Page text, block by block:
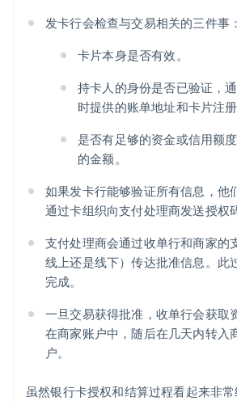
发卡行会检查与交易相关的三件事：
卡片本身是否有效。
持卡人的身份是否已验证，
时提供的账单地址和卡片注
是否有足够的资金或信用额
的金额。
如果发卡行能够验证所有信息，他
通过卡组织向支付处理商发送授权
支付处理商会通过收单行和商家的
线上还是线下）传达批准信息。此
完成。
一旦交易获得批准，收单行会获取
在商家账户中，随后在几天内转入
户。
虽然银行卡授权和结算过程看起来非
阿联酋
English
爱尔兰
爱沙尼亚
English
奥地利
Deutsch
English